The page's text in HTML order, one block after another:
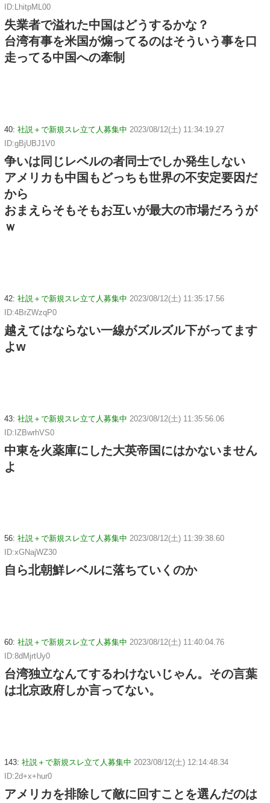
ID:LhitpML00
失業者で溢れた中国はどうするかな？
台湾有事を米国が煽ってるのはそういう事を口
走ってる中国への牽制
40: 社説＋で新規スレ立て人募集中 2023/08/12(土) 11:34:19.27
ID:gBjUBJ1V0
争いは同じレベルの者同士でしか発生しない
アメリカも中国もどっちも世界の不安定要因だ
から
おまえらそもそもお互いが最大の市場だろうが
ｗ
42: 社説＋で新規スレ立て人募集中 2023/08/12(土) 11:35:17.56
ID:4BrZWzqP0
越えてはならない一線がズルズル下がってます
よw
43: 社説＋で新規スレ立て人募集中 2023/08/12(土) 11:35:56.06
ID:IZBwrhVS0
中東を火薬庫にした大英帝国にはかないません
よ
56: 社説＋で新規スレ立て人募集中 2023/08/12(土) 11:39:38.60
ID:xGNajWZ30
自ら北朝鮮レベルに落ちていくのか
60: 社説＋で新規スレ立て人募集中 2023/08/12(土) 11:40:04.76
ID:8dMjrtUy0
台湾独立なんてするわけないじゃん。その言葉
は北京政府しか言ってない。
143: 社説＋で新規スレ立て人募集中 2023/08/12(土) 12:14:48.34
ID:2d+x+hur0
アメリカを排除して敵に回すことを選んだのは